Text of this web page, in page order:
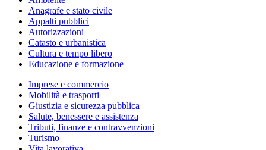
Anagrafe e stato civile
Appalti pubblici
Autorizzazioni
Catasto e urbanistica
Cultura e tempo libero
Educazione e formazione
Imprese e commercio
Mobilità e trasporti
Giustizia e sicurezza pubblica
Salute, benessere e assistenza
Tributi, finanze e contravvenzioni
Turismo